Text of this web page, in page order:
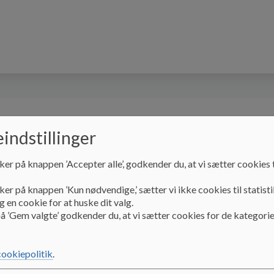
hos os
leder Susanne
på knappen ’Accepter alle’, godkender du, at vi sætter
på knappen ’Kun nødvendige,’ sætter vi ikke cookies til
en cookie for at huske dit valg.
’Gem valgte’ godkender du, at vi sætter cookies for de
.